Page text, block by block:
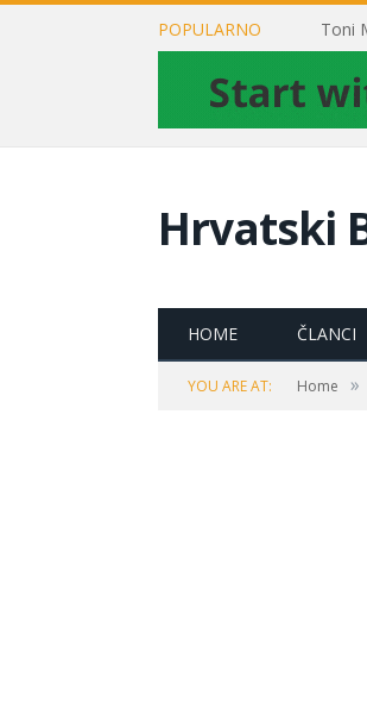
POPULARNO
Hrvatski
HOME ČLANCI
YOU ARE AT: Home »